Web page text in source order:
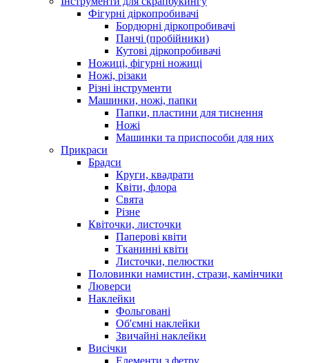
Фігурні діркопробивачі
Бордюрні діркопробивачі
Панчі (пробійники)
Кутові діркопробивачі
Ножиці, фігурні ножиці
Ножі, різаки
Різні інструменти
Машинки, ножі, папки
Папки, пластини для тиснення
Ножі
Машинки та приспособи для них
Прикраси
Брадси
Круги, квадрати
Квіти, флора
Свята
Різне
Квіточки, листочки
Паперові квіти
Тканинні квіти
Листочки, пелюстки
Половинки намистин, стрази, камінчики
Люверси
Наклейки
Фольговані
Об'ємні наклейки
Звичайні наклейки
Висічки
Елементи з фетру